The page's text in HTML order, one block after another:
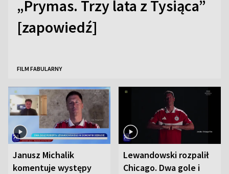
„Prymas. Trzy lata z Tysiąca”
[zapowiedź]
FILM FABULARNY
Janusz Michalik
komentuje występy
Lewandowski rozpalił
Chicago. Dwa gole i